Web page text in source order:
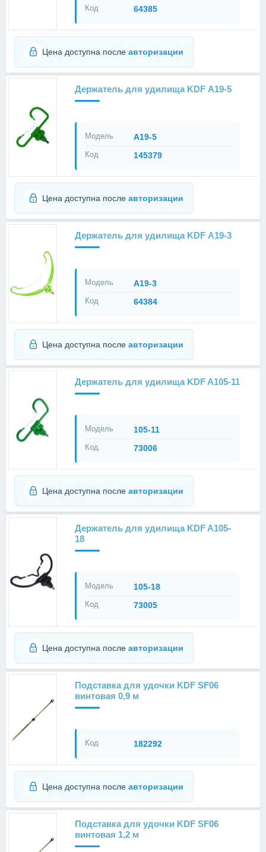
Код 64385
Цена доступна после авторизации
Держатель для удилища KDF А19-5
Модель А19-5
Код 145379
Цена доступна после авторизации
Держатель для удилища KDF А19-3
Модель А19-3
Код 64384
Цена доступна после авторизации
Держатель для удилища KDF A105-11
Модель 105-11
Код 73006
Цена доступна после авторизации
Держатель для удилища KDF A105-
18
Модель 105-18
Код 73005
Цена доступна после авторизации
Подставка для удочки KDF SF06
винтовая 0,9 м
Код 182292
Цена доступна после авторизации
Подставка для удочки KDF SF06
винтовая 1,2 м